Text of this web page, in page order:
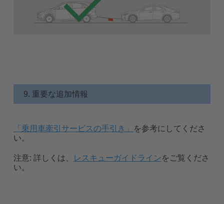
9. 重要な追加情報
「乗用車牽引サービスの手引き」
を参考にしてくださ
い。
注意: 詳しくは、 レスキューガイドラインをご覧くださ
い。